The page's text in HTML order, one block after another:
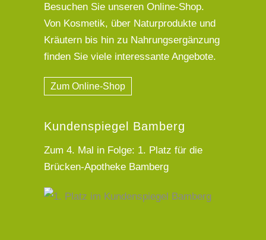
Besuchen Sie unseren Online-Shop.
Von Kosmetik, über Naturprodukte und
Kräutern bis hin zu Nahrungsergänzung
finden Sie viele interessante Angebote.
Zum Online-Shop
Kundenspiegel Bamberg
Zum 4. Mal in Folge: 1. Platz für die
Brücken-Apotheke Bamberg